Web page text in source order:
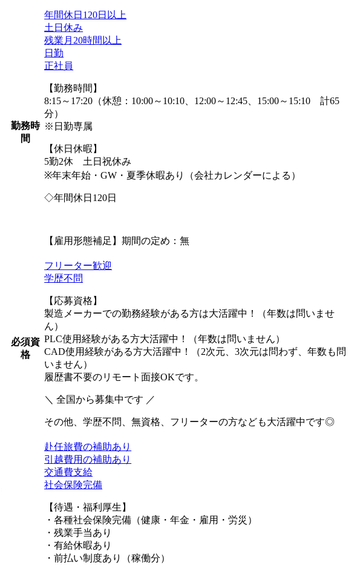
勤務時
間
年間休日120日以上
土日休み
残業月20時間以上
日勤
正社員
【勤務時間】
8:15～17:20（休憩：10:00～10:10、12:00～12:45、15:00～15:10 計65
分）
※日勤専属
【休日休暇】
5勤2休 土日祝休み
※年末年始・GW・夏季休暇あり（会社カレンダーによる）
◇年間休日120日
【雇用形態補足】期間の定め：無
必須資
格
フリーター歓迎
学歴不問
【応募資格】
製造メーカーでの勤務経験がある方は大活躍中！（年数は問いませ
ん）
PLC使用経験がある方大活躍中！（年数は問いません）
CAD使用経験がある方大活躍中！（2次元、3次元は問わず、年数も問
いません）
履歴書不要のリモート面接OKです。
＼ 全国から募集中です ／
その他、学歴不問、無資格、フリーターの方なども大活躍中です◎
赴任旅費の補助あり
引越費用の補助あり
交通費支給
社会保険完備
【待遇・福利厚生】
・各種社会保険完備（健康・年金・雇用・労災）
・残業手当あり
・有給休暇あり
・前払い制度あり（稼働分）